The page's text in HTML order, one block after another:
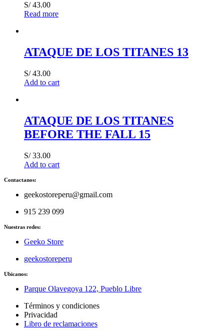
S/43.00
Read more
ATAQUE DE LOS TITANES 13
S/43.00
Add to cart
ATAQUE DE LOS TITANES
BEFORE THE FALL 15
S/33.00
Add to cart
Contactanos:
geekostoreperu@gmail.com
915 239 099
Nuestras redes:
Geeko Store
geekostoreperu
Ubicanos:
Parque Olavegoya 122, Pueblo Libre
Términos y condiciones
Privacidad
Libro de reclamaciones